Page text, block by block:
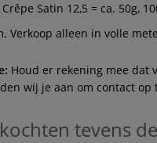
Satin 12,5 = ca. 50g,
Verkoop alleen in volle
Houd er rekening mee dat
wij je aan om contact
tevens